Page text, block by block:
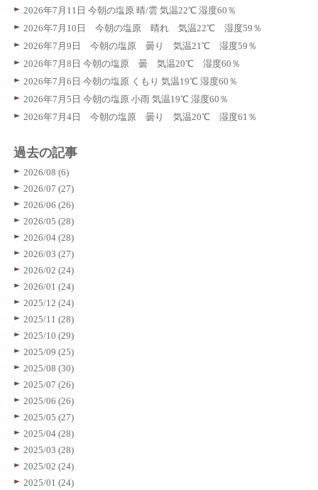
2026年7月11日 今朝の塩原 晴/雲 気温22℃ 湿度60％
2026年7月10日 今朝の塩原 晴れ 気温22℃ 湿度59％
2026年7月9日 今朝の塩原 曇り 気温21℃ 湿度59％
2026年7月8日 今朝の塩原 曇 気温20℃ 湿度60％
2026年7月6日 今朝の塩原 くもり 気温19℃ 湿度60％
2026年7月5日 今朝の塩原 小雨 気温19℃ 湿度60％
2026年7月4日 今朝の塩原 曇り 気温20℃ 湿度61％
過去の記事
2026/08 (6)
2026/07 (27)
2026/06 (26)
2026/05 (28)
2026/04 (28)
2026/03 (27)
2026/02 (24)
2026/01 (24)
2025/12 (24)
2025/11 (28)
2025/10 (29)
2025/09 (25)
2025/08 (30)
2025/07 (26)
2025/06 (26)
2025/05 (27)
2025/04 (28)
2025/03 (28)
2025/02 (24)
2025/01 (24)